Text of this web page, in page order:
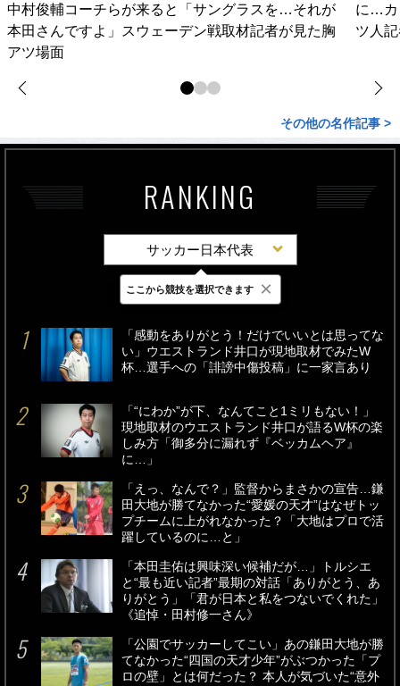
中村俊輔コーチらが来ると「サングラスを…それが
本田さんですよ」スウェーデン戦取材記者が見た胸
アツ場面
に…カ
ツ人
その他の名作記事 >
RANKING
サッカー日本代表
最新 24時間 週間
「感動をありがとう！だけでいいとは思ってな
い」ウエストランド井口が現地取材でみたW
杯…選手への「誹謗中傷投稿」に一家言あり
「“にわか”が下、なんてこと1ミリもない！」
現地取材のウエストランド井口が語るW杯の楽
しみ方「御多分に漏れず『ベッカムヘア』
に…」
「えっ、なんで？」監督からまさかの宣告…鎌
田大地が勝てなかった“愛媛の天才”はなぜトッ
プチームに上がれなかった？「大地はプロで活
躍しているのに…と」
「本田圭佑は興味深い候補だが…」トルシエ
と“最も近い記者”最期の対話「ありがとう、あ
りがとう」「君が日本と私をつないでくれた」
《追悼・田村修一さん》
「公園でサッカーしてこい」あの鎌田大地が勝
てなかった“四国の天才少年”がぶつかった「プ
ロの壁」とは何だった？ 本人が気づいた“意外
ここから競技を選択できます ×